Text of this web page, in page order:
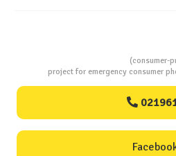
(consumer-
project for emergency consumer